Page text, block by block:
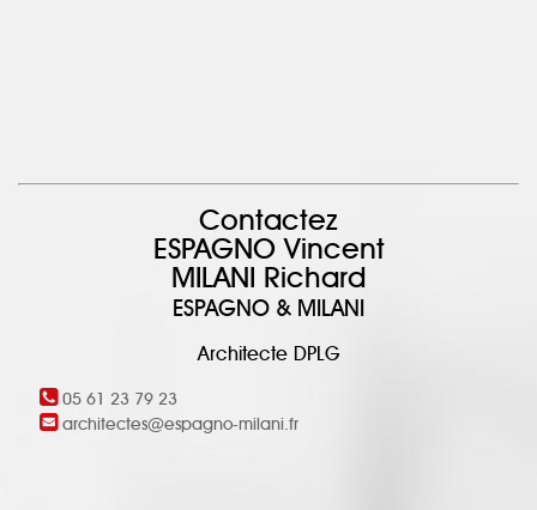
Contactez
ESPAGNO Vincent
MILANI Richard
ESPAGNO & MILANI
Architecte DPLG
05 61 23 79 23
architectes@espagno-milani.fr